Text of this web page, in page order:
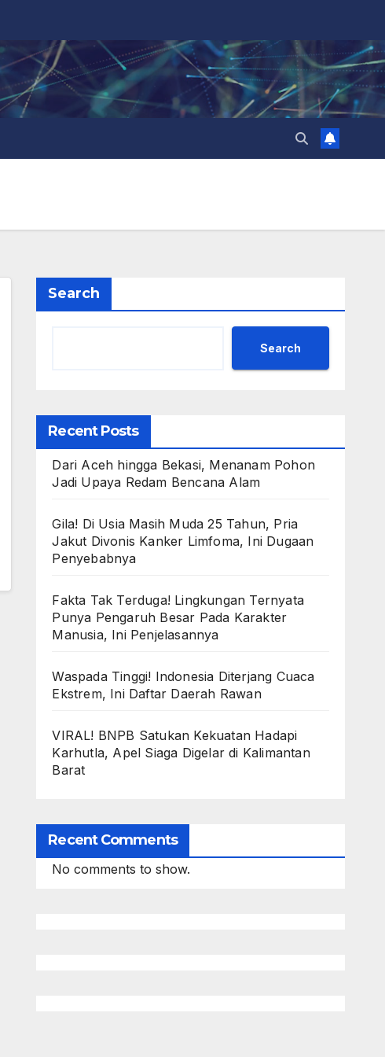
Search
Search
Recent Posts
Dari Aceh hingga Bekasi, Menanam Pohon
Jadi Upaya Redam Bencana Alam
Gila! Di Usia Masih Muda 25 Tahun, Pria
Jakut Divonis Kanker Limfoma, Ini Dugaan
Penyebabnya
Fakta Tak Terduga! Lingkungan Ternyata
Punya Pengaruh Besar Pada Karakter
Manusia, Ini Penjelasannya
Waspada Tinggi! Indonesia Diterjang Cuaca
Ekstrem, Ini Daftar Daerah Rawan
VIRAL! BNPB Satukan Kekuatan Hadapi
Karhutla, Apel Siaga Digelar di Kalimantan
Barat
Recent Comments
No comments to show.